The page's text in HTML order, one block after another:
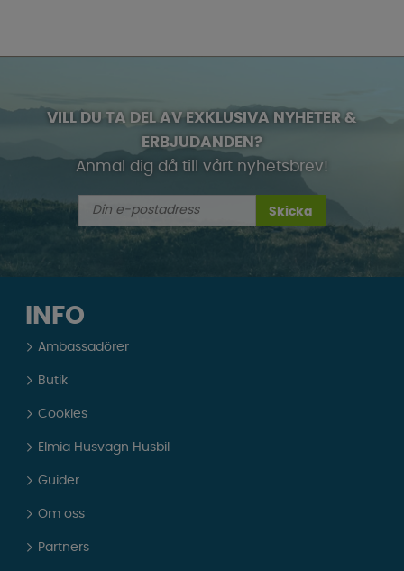
VILL DU TA DEL AV EXKLUSIVA NYHETER &
ERBJUDANDEN?
Anmäl dig då till vårt nyhetsbrev!
Skicka
INFO
Ambassadörer
Butik
Cookies
Elmia Husvagn Husbil
Guider
Om oss
Partners